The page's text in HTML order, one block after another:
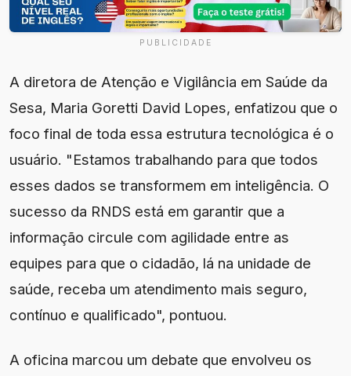
PUBLICIDADE
A diretora de Atenção e Vigilância em Saúde da
Sesa, Maria Goretti David Lopes, enfatizou que o
foco final de toda essa estrutura tecnológica é o
usuário. "Estamos trabalhando para que todos
esses dados se transformem em inteligência. O
sucesso da RNDS está em garantir que a
informação circule com agilidade entre as
equipes para que o cidadão, lá na unidade de
saúde, receba um atendimento mais seguro,
contínuo e qualificado", pontuou.
A oficina marcou um debate que envolveu os